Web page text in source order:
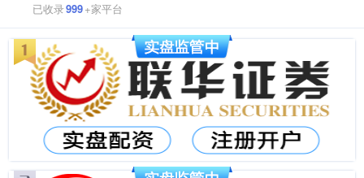
已收录999+家平台